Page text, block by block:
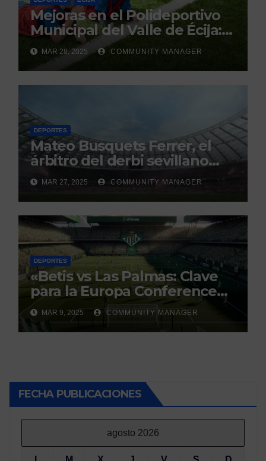
Mejoras en el Polideportivo
Municipal del Valle de Écija:
Renovación y Mantenimiento
Continuo.
MAR 28, 2025 COMMUNITY MANAGER
DEPORTES
Mateo Busquets Ferrer, el
árbitro del derbi sevillano
con un historial que genera
debate
MAR 27, 2025 COMMUNITY MANAGER
DEPORTES
«Betis vs Las Palmas: Clave
para la Europa Conference
League»
MAR 9, 2025 COMMUNITY MANAGER
FECHA PUBLICACIONES
agosto 2026